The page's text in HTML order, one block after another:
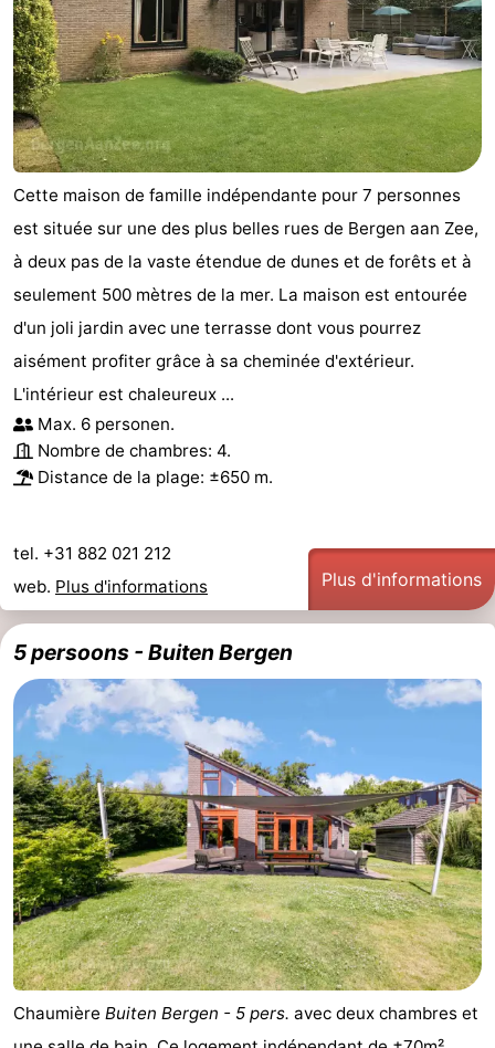
Cette maison de famille indépendante pour 7 personnes
est située sur une des plus belles rues de Bergen aan Zee,
à deux pas de la vaste étendue de dunes et de forêts et à
seulement 500 mètres de la mer. La maison est entourée
d'un joli jardin avec une terrasse dont vous pourrez
aisément profiter grâce à sa cheminée d'extérieur.
L'intérieur est chaleureux ...
Max. 6 personen.
Nombre de chambres: 4.
Distance de la plage: ±650 m.
tel. +31 882 021 212
web. Plus d'informations Plus d'informations
5 persoons - Buiten Bergen
Chaumière Buiten Bergen - 5 pers. avec deux chambres et